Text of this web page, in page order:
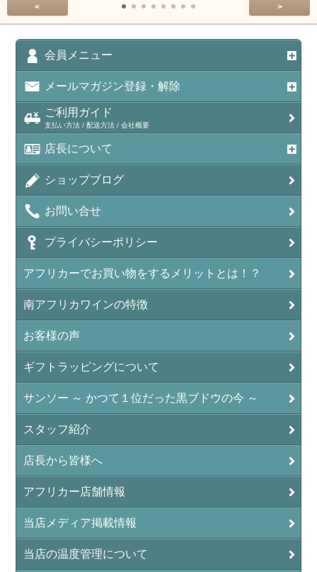
< >
会員メニュー
メールマガジン登録・解除
ご利用ガイド
支払い方法 / 配送方法 / 会社概要
店長について
ショップブログ
お問い合せ
プライバシーポリシー
アフリカーでお買い物をするメリットとは！？
南アフリカワインの特徴
お客様の声
ギフトラッピングについて
サンソー ～ かつて１位だった黒ブドウの今 ～
スタッフ紹介
店長から皆様へ
アフリカー店舗情報
当店メディア掲載情報
当店の温度管理について